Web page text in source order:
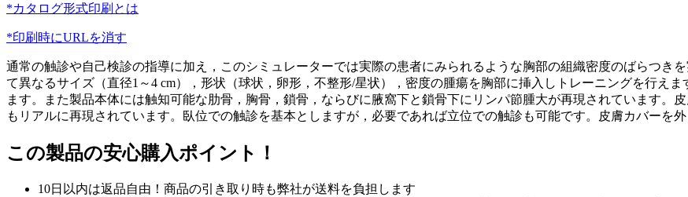
*カタログ形式印刷とは
*印刷時にURLを消す
通常の触診や自己検診の指導に加え，このシミュレーターでは実際の患者にみられるような胸部の組織密度のばらつき
て異なるサイズ（直径1～4 cm），形状（球状，卵形，不整形/星状），密度の腫瘍を胸部に挿入しトレーニングを行え
ます。また製品本体には触知可能な肋骨，胸骨，鎖骨，ならびに腋窩下と鎖骨下にリンパ節腫大が再現されています。
もリアルに再現されています。臥位での触診を基本としますが，必要であれば立位での触診も可能です。皮膚カバーを
この製品の安心購入ポイント！
10日以内は返品自由！商品の引き取り時も弊社が送料を負担します